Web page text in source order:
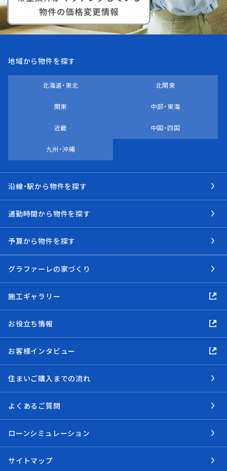
地域から物件を探す
北海道・東北 北関東
関東 中部・東海
近畿 中国・四国
九州・沖縄
沿線・駅から物件を探す
通勤時間から物件を探す
予算から物件を探す
グラファーレの家づくり
施工ギャラリー
お役立ち情報
お客様インタビュー
住まいご購入までの流れ
よくあるご質問
ローンシミュレーション
サイトマップ